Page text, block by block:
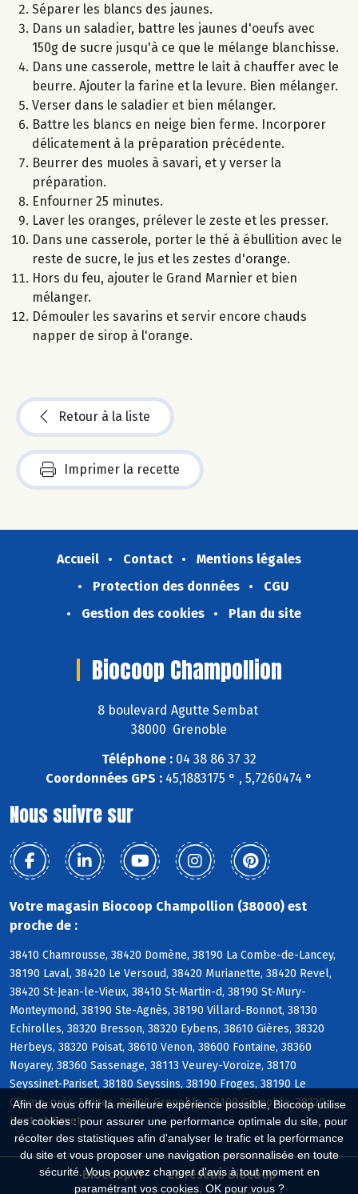
Afin de vous offrir la meilleure expérience possible, Biocoop utilise
des cookies : pour assurer une performance optimale du site, pour
récolter des statistiques afin d'analyser le trafic et la performance
du site et vous proposer une navigation personnalisée en toute
sécurité. Vous pouvez changer d'avis à tout moment en
paramétrant vos cookies. OK pour vous ?
Séparer les blancs des jaunes.
Dans un saladier, battre les jaunes d'oeufs avec
150g de sucre jusqu'à ce que le mélange blanchisse.
Dans une casserole, mettre le lait à chauffer avec le
beurre. Ajouter la farine et la levure. Bien mélanger.
Verser dans le saladier et bien mélanger.
Battre les blancs en neige bien ferme. Incorporer
délicatement à la préparation précédente.
Beurrer des muoles à savari, et y verser la
préparation.
Enfourner 25 minutes.
Laver les oranges, prélever le zeste et les presser.
Dans une casserole, porter le thé à ébullition avec le
reste de sucre, le jus et les zestes d'orange.
Hors du feu, ajouter le Grand Marnier et bien
mélanger.
Démouler les savarins et servir encore chauds
napper de sirop à l'orange.
Retour à la liste
Imprimer la recette
Accueil Contact
Mentions légales
Protection des données
CGU
Gestion des cookies
Plan du site
Biocoop Champollion
8 boulevard Agutte Sembat
38000 Grenoble
Téléphone : 04 38 86 37 32
Coordonnées GPS : 45,1883175 ° , 5,7260474 °
Nous suivre sur
Votre magasin Biocoop Champollion (38000) est
proche de :
38410 Chamrousse, 38420 Domène, 38190 La Combe-de-Lancey,
38190 Laval, 38420 Le Versoud, 38420 Murianette, 38420 Revel,
38420 St-Jean-le-Vieux, 38410 St-Martin-d, 38190 St-Mury-
Monteymond, 38190 Ste-Agnès, 38190 Villard-Bonnot, 38130
Echirolles, 38320 Bresson, 38320 Eybens, 38610 Gières, 38320
Herbeys, 38320 Poisat, 38610 Venon, 38600 Fontaine, 38360
Noyarey, 38360 Sassenage, 38113 Veurey-Voroize, 38170
Seyssinet-Pariset, 38180 Seyssins, 38190 Froges, 38190 Le
Champ-près-Froges, 38000 Grenoble, 38100 Grenoble, 38220
Livet-et-Gavet
Biocoop.fr
Le réseau Biocoop